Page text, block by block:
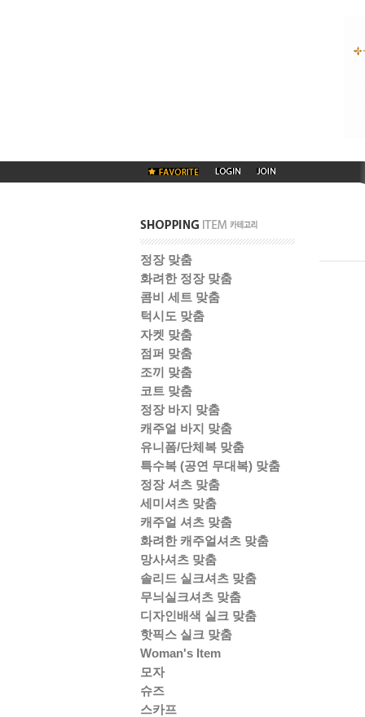
정장 맞춤
화려한 정장 맞춤
콤비 세트 맞춤
턱시도 맞춤
자켓 맞춤
점퍼 맞춤
조끼 맞춤
코트 맞춤
정장 바지 맞춤
캐주얼 바지 맞춤
유니폼/단체복 맞춤
특수복 (공연 무대복) 맞춤
정장 셔츠 맞춤
세미셔츠 맞춤
캐주얼 셔츠 맞춤
화려한 캐주얼셔츠 맞춤
망사셔츠 맞춤
솔리드 실크셔츠 맞춤
무늬실크셔츠 맞춤
디자인배색 실크 맞춤
핫픽스 실크 맞춤
Woman's Item
모자
슈즈
스카프